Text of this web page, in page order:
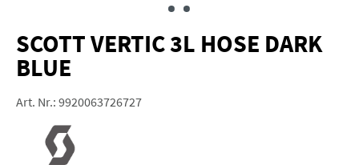
SCOTT VERTIC 3L HOSE DARK
BLUE
Art. Nr.: 9920063726727